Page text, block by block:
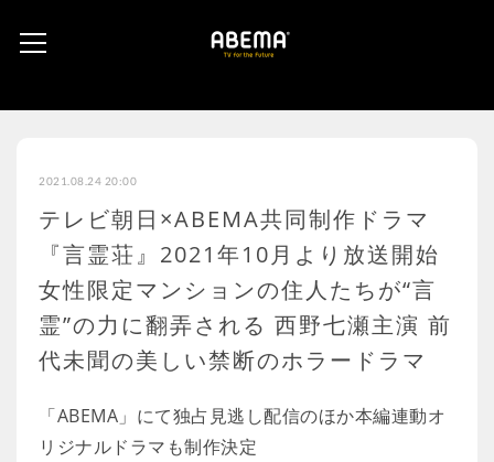
2021.08.24 20:00
テレビ朝日×ABEMA共同制作ドラマ
『言霊荘』2021年10月より放送開始
女性限定マンションの住人たちが“言
霊”の力に翻弄される 西野七瀬主演 前
代未聞の美しい禁断のホラードラマ
「ABEMA」にて独占見逃し配信のほか本編連動オ
リジナルドラマも制作決定